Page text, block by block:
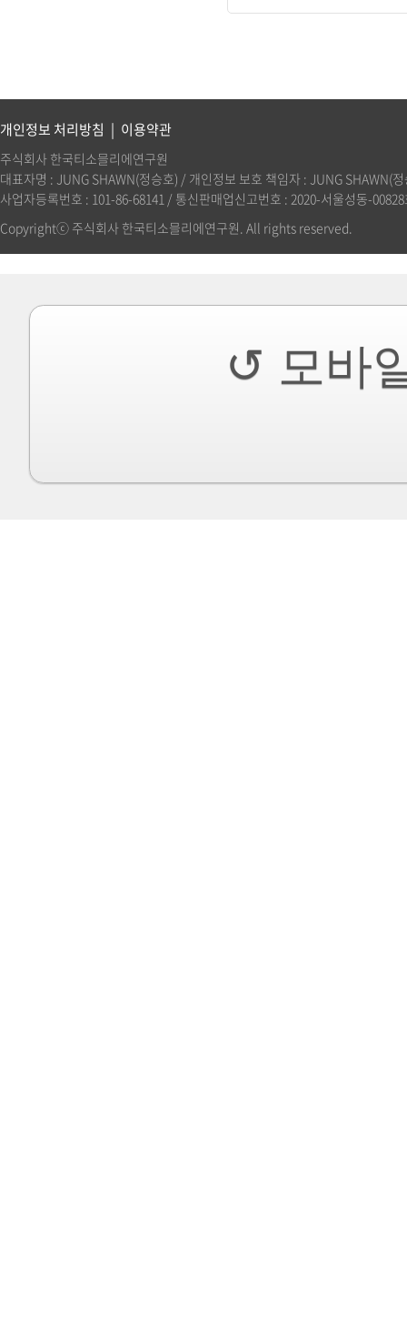
개인정보 처리방침 | 이용약관
주식회사 한국티소믈리에연구원
대표자명 : JUNG SHAWN(정승호) / 개인정보 보호 책임자 : JUNG
사업자등록번호 : 101-86-68141 / 통신판매업신고번호 : 2020-서울성동-
Copyrightⓒ 주식회사 한국티소믈리에연구원. All rights reserved.
↺ 모바